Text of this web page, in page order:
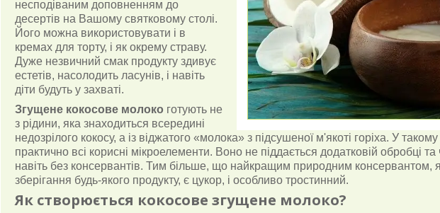
несподіваним доповненням до
десертів на Вашому святковому столі.
Його можна використовувати і в
кремах для торту, і як окрему страву.
Дуже незвичний смак продукту здивує
естетів, насолодить ласунів, і навіть
діти будуть у захваті.
Згущене кокосове молоко готують не
з рідини, яка знаходиться всередині
недозрілого кокосу, а із віджатого «молока» з підсушеної м'якоті горіха. У
практично всі корисні мікроелементи. Воно не піддається додатковій обробці та
навіть без консервантів. Тим більше, що найкращим природним консервантом,
зберігання будь-якого продукту, є цукор, і особливо тростинний.
Як створюється кокосове згущене молоко?